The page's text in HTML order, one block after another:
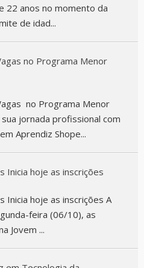
22 anos no momento da
de idad...
no Programa Menor
no Programa Menor
jornada profissional com
Aprendiz Shope...
Inicia hoje as inscrições
Inicia hoje as inscrições A
feira (06/10), as
Jovem ...